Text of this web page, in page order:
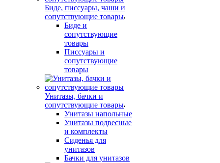
Биде, писсуары, чаши и
сопутствующие товары
Биде и
сопутствующие
товары
Писсуары и
сопутствующие
товары
Унитазы, бачки и
сопутствующие товары
Унитазы напольные
Унитазы подвесные
и комплекты
Сиденья для
унитазов
Бачки для унитазов